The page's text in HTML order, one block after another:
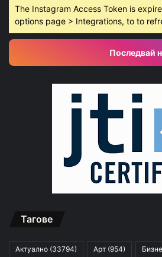
The Instagram Access Token is
options page > Integrations, to to
Последвай
Тагове
Актуално (33794) Арт (954)